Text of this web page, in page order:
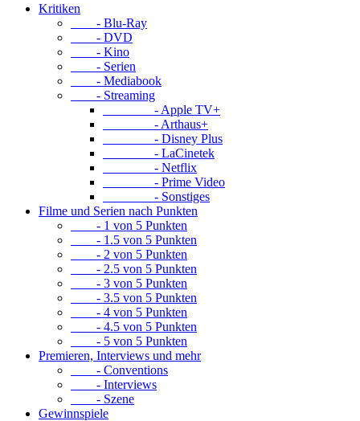
Kritiken
- Blu-Ray
- DVD
- Kino
- Serien
- Mediabook
- Streaming
- Apple TV+
- Arthaus+
- Disney Plus
- LaCinetek
- Netflix
- Prime Video
- Sonstiges
Filme und Serien nach Punkten
- 1 von 5 Punkten
- 1.5 von 5 Punkten
- 2 von 5 Punkten
- 2.5 von 5 Punkten
- 3 von 5 Punkten
- 3.5 von 5 Punkten
- 4 von 5 Punkten
- 4.5 von 5 Punkten
- 5 von 5 Punkten
Premieren, Interviews und mehr
- Conventions
- Interviews
- Szene
Gewinnspiele